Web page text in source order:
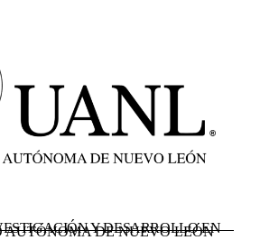
AUTÓNOMA DE NUEVO LEÓN
Y DESARROLLO EN